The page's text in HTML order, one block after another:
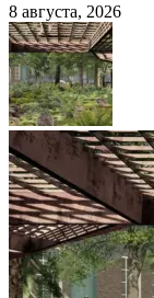
8 августа, 2026